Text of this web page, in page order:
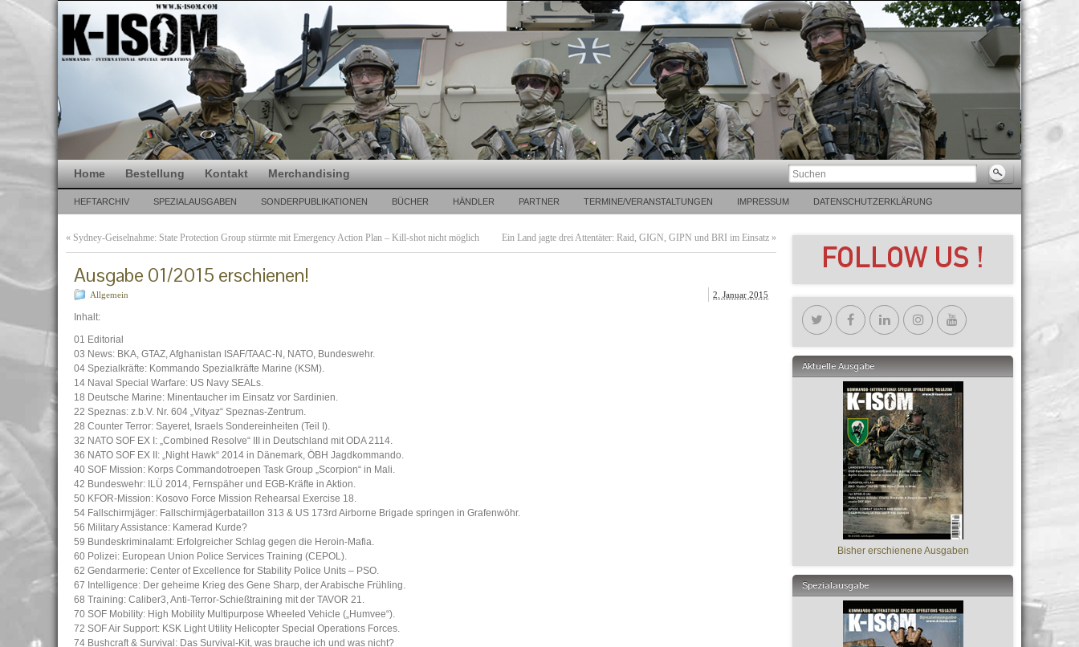
Home Bestellung Kontakt Merchandising
HEFTARCHIV SPEZIALAUSGABEN SONDERPUBLIKATIONEN BÜCHER HÄNDLER PARTNER TERMINE/VERANSTALTUNGEN IMPRESSUM DATENSCHUTZERKLÄRUNG
« Sydney-Geiselnahme: State Protection Group stürmte mit Emergency Action Plan – Kill-shot nicht möglich Ein Land jagte drei Attentäter: Raid, GIGN, GIPN und BRI im Einsatz »
Ausgabe 01/2015 erschienen!
Allgemein 2. Januar 2015
Inhalt:
01 Editorial
03 News: BKA, GTAZ, Afghanistan ISAF/TAAC-N, NATO, Bundeswehr.
04 Spezialkräfte: Kommando Spezialkräfte Marine (KSM).
14 Naval Special Warfare: US Navy SEALs.
18 Deutsche Marine: Minentaucher im Einsatz vor Sardinien.
22 Speznas: z.b.V. Nr. 604 „Vityaz“ Speznas-Zentrum.
28 Counter Terror: Sayeret, Israels Sondereinheiten (Teil I).
32 NATO SOF EX I: „Combined Resolve“ III in Deutschland mit ODA 2114.
36 NATO SOF EX II: „Night Hawk“ 2014 in Dänemark, ÖBH Jagdkommando.
40 SOF Mission: Korps Commandotroepen Task Group „Scorpion“ in Mali.
42 Bundeswehr: ILÜ 2014, Fernspäher und EGB-Kräfte in Aktion.
50 KFOR-Mission: Kosovo Force Mission Rehearsal Exercise 18.
54 Fallschirmjäger: Fallschirmjägerbataillon 313 & US 173rd Airborne Brigade springen in Grafenwöhr.
56 Military Assistance: Kamerad Kurde?
59 Bundeskriminalamt: Erfolgreicher Schlag gegen die Heroin-Mafia.
60 Polizei: European Union Police Services Training (CEPOL).
62 Gendarmerie: Center of Excellence for Stability Police Units – PSO.
67 Intelligence: Der geheime Krieg des Gene Sharp, der Arabische Frühling.
68 Training: Caliber3, Anti-Terror-Schießtraining mit der TAVOR 21.
70 SOF Mobility: High Mobility Multipurpose Wheeled Vehicle („Humvee“).
72 SOF Air Support: KSK Light Utility Helicopter Special Operations Forces.
74 Bushcraft & Survival: Das Survival-Kit, was brauche ich und was nicht?
Aktuelle Ausgabe
Bisher erschienene Ausgaben
Spezialausgabe